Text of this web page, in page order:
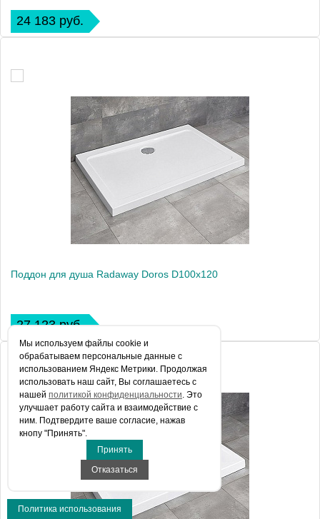
24 183 руб.
Поддон для душа Radaway Doros D100x120
27 123 руб.
Политика использования
Мы используем файлы сookie и
обрабатываем персональные данные с
использованием Яндекс Метрики. Продолжая
использовать наш сайт, Вы соглашаетесь с
нашей политикой конфиденциальности. Это
улучшает работу сайта и взаимодействие с
ним. Подтвердите ваше согласие, нажав
кнопу "Принять".
Принять
Отказаться